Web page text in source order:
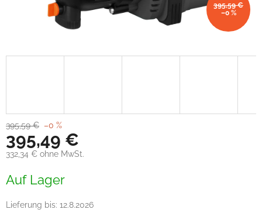
395,59 €
–0 %
395,59 € –0 %
395,49 €
332,34 € ohne MwSt.
Auf Lager
Lieferung bis: 12.8.2026